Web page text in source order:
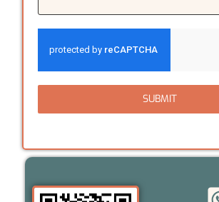
SUBMIT